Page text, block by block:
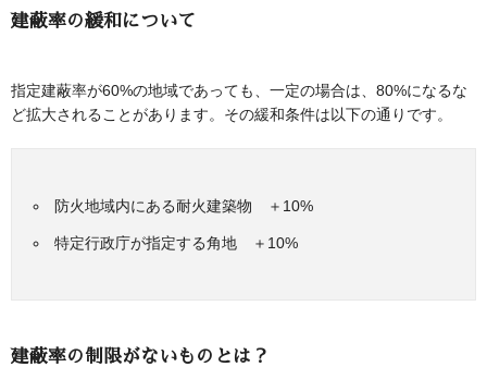
建蔽率の緩和について
指定建蔽率が60%の地域であっても、一定の場合は、80%になるな
ど拡大されることがあります。その緩和条件は以下の通りです。
防火地域内にある耐火建築物 ＋10%
特定行政庁が指定する角地 ＋10%
建蔽率の制限がないものとは？